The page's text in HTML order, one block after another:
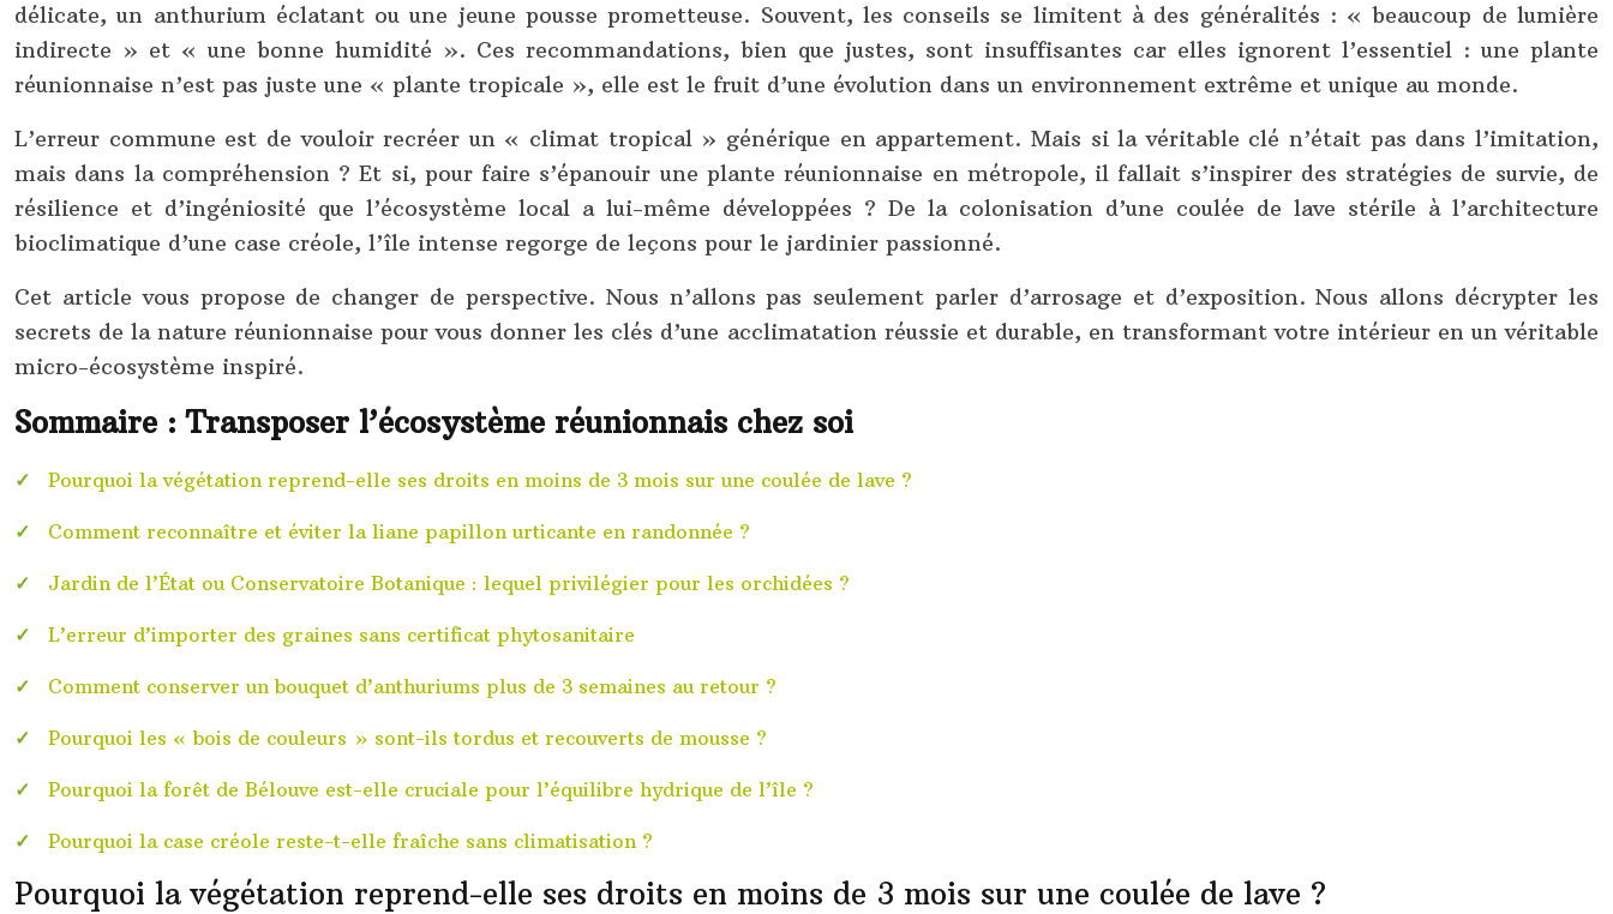
délicate, un anthurium éclatant ou une jeune pousse prometteuse. Souvent, les conseils se limitent à des généralités : « beaucoup de lumière
indirecte » et « une bonne humidité ». Ces recommandations, bien que justes, sont insuffisantes car elles ignorent l’essentiel : une plante
réunionnaise n’est pas juste une « plante tropicale », elle est le fruit d’une évolution dans un environnement extrême et unique au monde.
L’erreur commune est de vouloir recréer un « climat tropical » générique en appartement. Mais si la véritable clé n’était pas dans l’imitation,
mais dans la compréhension ? Et si, pour faire s’épanouir une plante réunionnaise en métropole, il fallait s’inspirer des stratégies de survie, de
résilience et d’ingéniosité que l’écosystème local a lui-même développées ? De la colonisation d’une coulée de lave stérile à l’architecture
bioclimatique d’une case créole, l’île intense regorge de leçons pour le jardinier passionné.
Cet article vous propose de changer de perspective. Nous n’allons pas seulement parler d’arrosage et d’exposition. Nous allons décrypter les
secrets de la nature réunionnaise pour vous donner les clés d’une acclimatation réussie et durable, en transformant votre intérieur en un véritable
micro-écosystème inspiré.
Sommaire : Transposer l’écosystème réunionnais chez soi
Pourquoi la végétation reprend-elle ses droits en moins de 3 mois sur une coulée de lave ?
Comment reconnaître et éviter la liane papillon urticante en randonnée ?
Jardin de l’État ou Conservatoire Botanique : lequel privilégier pour les orchidées ?
L’erreur d’importer des graines sans certificat phytosanitaire
Comment conserver un bouquet d’anthuriums plus de 3 semaines au retour ?
Pourquoi les « bois de couleurs » sont-ils tordus et recouverts de mousse ?
Pourquoi la forêt de Bélouve est-elle cruciale pour l’équilibre hydrique de l’île ?
Pourquoi la case créole reste-t-elle fraîche sans climatisation ?
Pourquoi la végétation reprend-elle ses droits en moins de 3 mois sur une coulée de lave ?